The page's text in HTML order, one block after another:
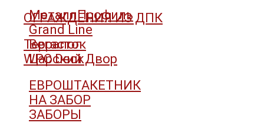
МеталлПрофиль
Grand Line
Вегасток
Царский Двор
ЕВРОШТАКЕТНИК
НА ЗАБОР
ЗАБОРЫ
ОГРАЖДЕНИЯ ИЗ ДПК
Террапол
WPC Deck